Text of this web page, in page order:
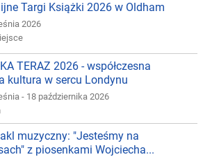
Targi Książki 2026 w Oldham
2026
TERAZ 2026 - współczesna
kultura w sercu Londynu
- 18 października 2026
muzyczny: "Jesteśmy na
z piosenkami Wojciecha...